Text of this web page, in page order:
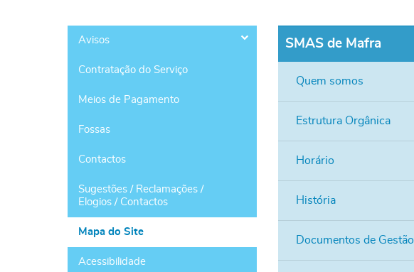
Avisos
Contratação do Serviço
Meios de Pagamento
Fossas
Contactos
Sugestões / Reclamações /
Elogios / Contactos
Mapa do Site
Acessibilidade
SMAS de Mafra
Quem somos
Estrutura Orgânica
Horário
História
Documentos de Gestão